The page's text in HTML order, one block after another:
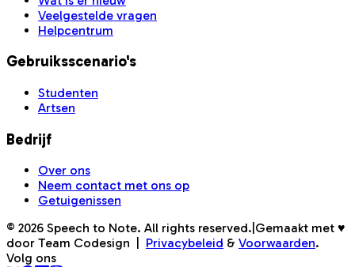
Veelgestelde vragen
Helpcentrum
Gebruiksscenario's
Studenten
Artsen
Bedrijf
Over ons
Neem contact met ons op
Getuigenissen
© 2026 Speech to Note. All rights reserved. Gemaakt met ♥
door Team Codesign
Privacybeleid & Voorwaarden.
Volg ons